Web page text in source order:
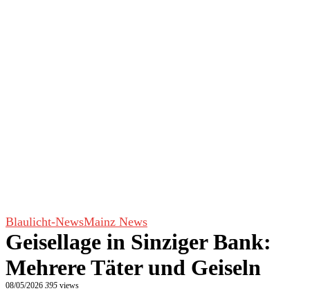
Blaulicht-NewsMainz News
Geisellage in Sinziger Bank:
Mehrere Täter und Geiseln
08/05/2026 395 views